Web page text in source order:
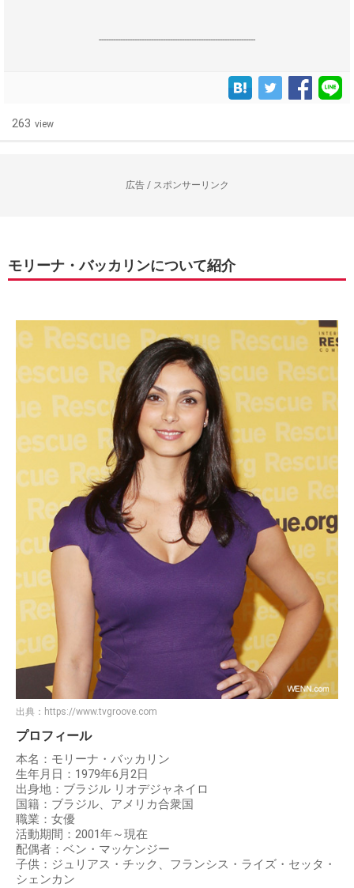
------------------------------------------------------------------
263 view
広告 / スポンサーリンク
モリーナ・バッカリンについて紹介
出典： https://www.tvgroove.com
プロフィール
本名：モリーナ・バッカリン
生年月日：1979年6月2日
出身地：ブラジル リオデジャネイロ
国籍：ブラジル、アメリカ合衆国
職業：女優
活動期間：2001年～現在
配偶者：ベン・マッケンジー
子供：ジュリアス・チック、フランシス・ライズ・セッタ・
シェンカン